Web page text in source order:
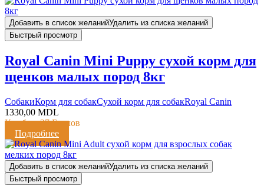
Добавить в список желанийУдалить из списка желаний
Быстрый просмотр
Royal Canin Mini Puppy сухой корм для
щенков малых пород 8кг
CобакиКорм для собакСухой корм для собакRoyal Canin
1330,00 MDL
Кешбэк:27 Баллов
Подробнее
Добавить в список желанийУдалить из списка желаний
Быстрый просмотр